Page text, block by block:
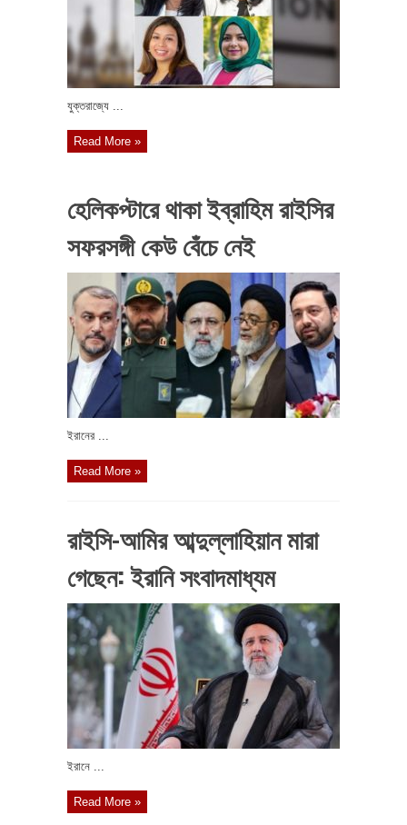
যুক্তরাজ্যে ...
Read More »
হেলিকপ্টারে থাকা ইব্রাহিম রাইসির
সফরসঙ্গী কেউ বেঁচে নেই
ইরানের ...
Read More »
রাইসি-আমির আব্দুল্লাহিয়ান মারা
গেছেন: ইরানি সংবাদমাধ্যম
ইরানে ...
Read More »